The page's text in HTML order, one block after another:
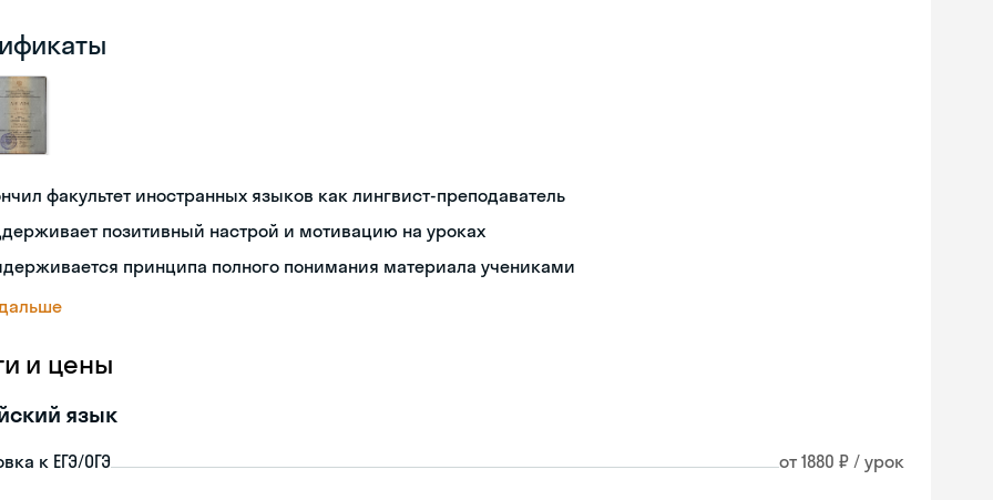
факультет иностранных языков как лингвист-преподаватель
позитивный настрой и мотивацию на уроках
принципа полного понимания материала учениками
и цены
язык
к ЕГЭ/ОГЭ от 1880 ₽ / урок
Skyeng Chat